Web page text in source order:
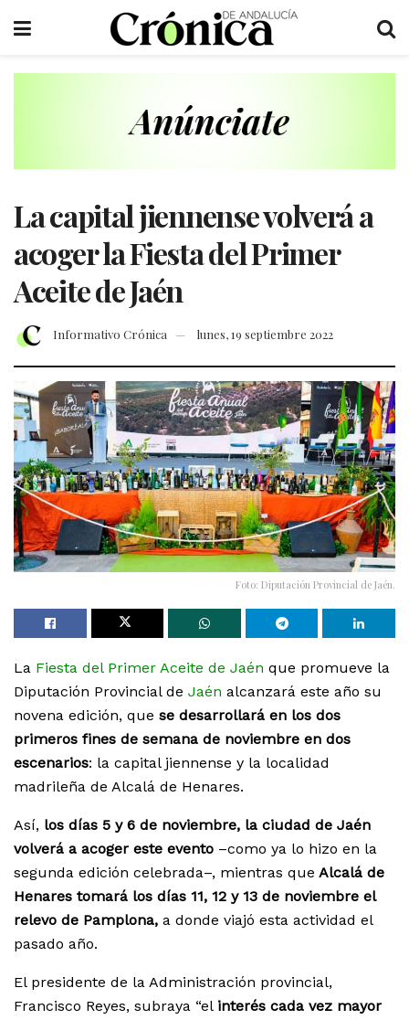
La capital jiennense volverá a
acoger la Fiesta del Primer
Aceite de Jaén
Informativo Crónica lunes, 19 septiembre 2022
Foto: Diputación Provincial de Jaén.
La Fiesta del Primer Aceite de Jaén que promueve la
Diputación Provincial de Jaén alcanzará este año su
novena edición, que se desarrollará en los dos
primeros fines de semana de noviembre en dos
escenarios: la capital jiennense y la localidad
madrileña de Alcalá de Henares.
Así, los días 5 y 6 de noviembre, la ciudad de Jaén
volverá a acoger este evento –como ya lo hizo en la
segunda edición celebrada–, mientras que Alcalá de
Henares tomará los días 11, 12 y 13 de noviembre el
relevo de Pamplona, a donde viajó esta actividad el
pasado año.
El presidente de la Administración provincial,
Francisco Reyes, subraya “el interés cada vez mayor